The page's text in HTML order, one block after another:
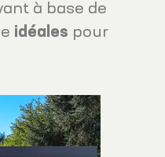
à base de
idéales pour